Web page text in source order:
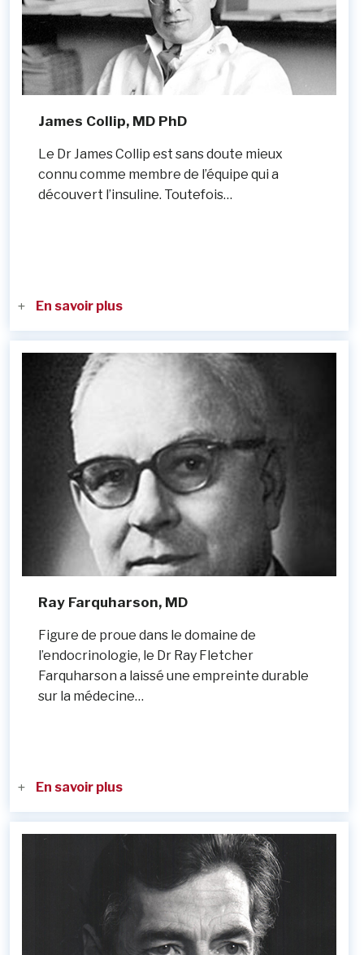
James Collip, MD PhD
Le Dr James Collip est sans doute mieux
connu comme membre de l’équipe qui a
découvert l’insuline. Toutefois…
En savoir plus
Ray Farquharson, MD
Figure de proue dans le domaine de
l’endocrinologie, le Dr Ray Fletcher
Farquharson a laissé une empreinte durable
sur la médecine…
En savoir plus